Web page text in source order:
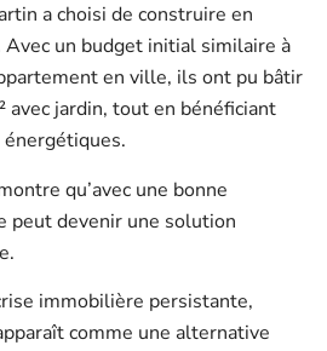
a choisi de construire en
Avec un budget initial similaire à
en ville, ils ont pu bâtir
avec jardin, tout en bénéficiant
qu’avec une bonne
peut devenir une solution
immobilière persistante,
comme une alternative